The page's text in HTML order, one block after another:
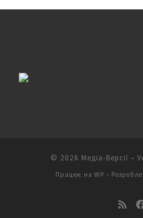
© 2026 Медіа-Версії –
Працює на WP –